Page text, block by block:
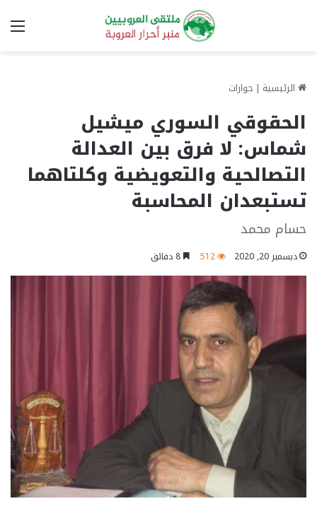
الرئيسية | حوارات
الحقوقي السوري ميشيل
شماس: لا فرق بين العدالة
التصالحية والتعويضية وكلتاهما
تستبعدان المحاسبة
حسام محمد
ديسمبر 20, 2020 512